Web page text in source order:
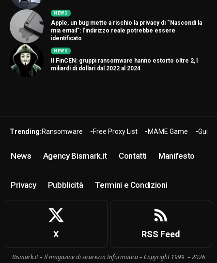
NEWS
Apple, un bug mette a rischio la privacy di “Nascondi la
mia email”: l’indirizzo reale potrebbe essere
identificato
NEWS
Il FinCEN: gruppi ransomware hanno estorto oltre 2,1
miliardi di dollari dal 2022 al 2024
Trending:Ransomware Free Proxy List MAME Game Guide
News Agency Bismark.it Contatti Manifesto
Privacy Pubblicità Termini e Condizioni
X RSS Feed
Bismark.it – Il magazine di sicurezza Informatica – Copyright 1999 – 2026